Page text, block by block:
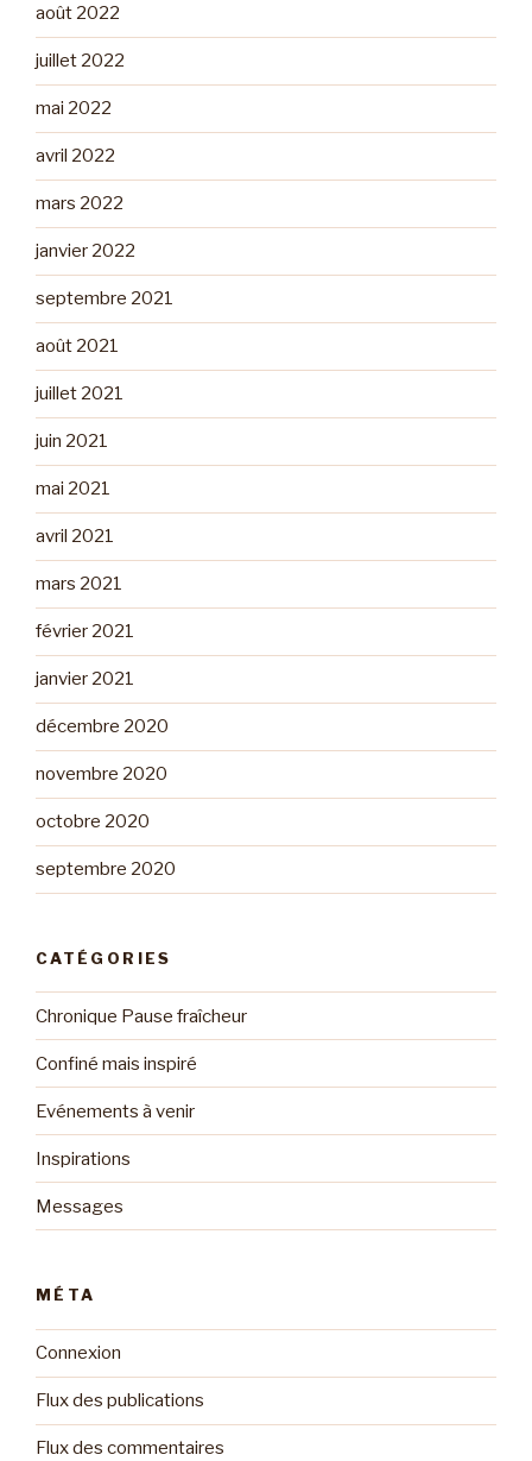
août 2022
juillet 2022
mai 2022
avril 2022
mars 2022
janvier 2022
septembre 2021
août 2021
juillet 2021
juin 2021
mai 2021
avril 2021
mars 2021
février 2021
janvier 2021
décembre 2020
novembre 2020
octobre 2020
septembre 2020
CATÉGORIES
Chronique Pause fraîcheur
Confiné mais inspiré
Evénements à venir
Inspirations
Messages
MÉTA
Connexion
Flux des publications
Flux des commentaires